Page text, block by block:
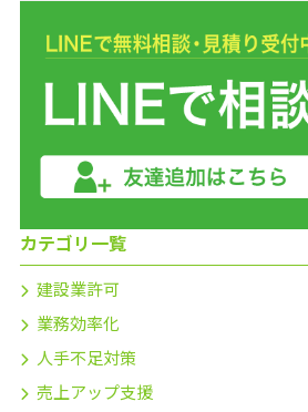
カテゴリ一覧
建設業許可
業務効率化
人手不足対策
売上アップ支援